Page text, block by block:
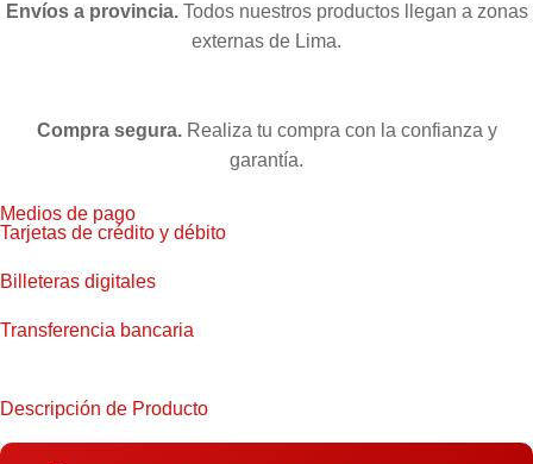
Envíos a provincia.Todos nuestros productos llegan a zonas
externas de Lima.
Compra segura.Realiza tu compra con la confianza y
garantía.
Medios de pago
Tarjetas de crédito y débito
Billeteras digitales
Transferencia bancaria
Descripción de Producto